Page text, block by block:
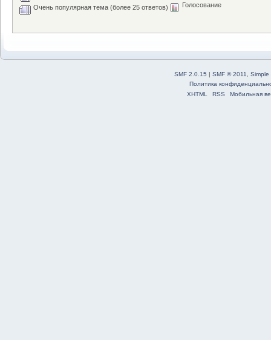
Очень популярная тема (более 25 ответов)
Голосование
SMF 2.0.15 | SMF © 2011
Simple
Политика
XHTML
RSS Мобильная